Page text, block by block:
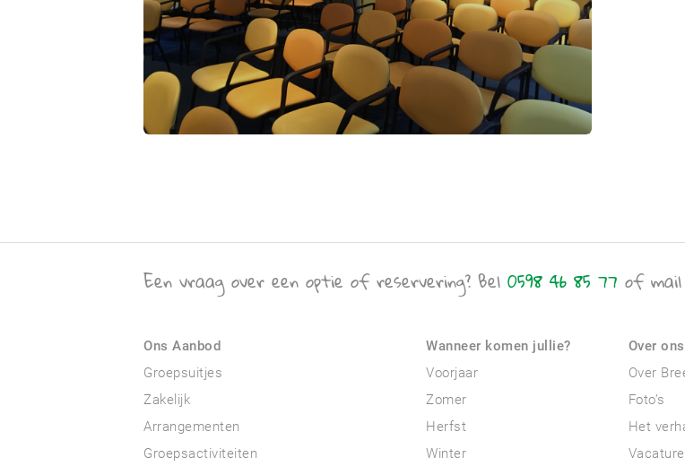
Een vraag over een optie of reservering? Bel 0598 46 85 77 of
Ons Aanbod
Groepsuitjes
Zakelijk
Arrangementen
Groepsactiviteiten
Wanneer komen jullie?
Voorjaar
Zomer
Herfst
Winter
Over ons
Over
Foto’s
Het